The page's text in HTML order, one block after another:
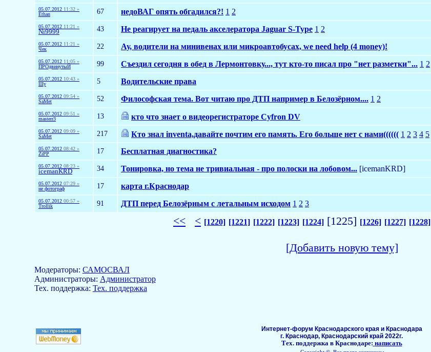
05.07.2012 11:32 »
Ethan
67 недоВАГ опять обгадился?! 1 2
05.07.2012 11:21 »
Ni9999 43 Не реагирует на педаль акселератора Jaguar S-Type 1 2
05.07.2012 11:21 »
Чек
22 Ау, водители на минивенах или микроавтобусах, we need help (4 money)!
05.07.2012 11:05 »
ПРОдвинутыЙ
99 Съездил сегодня в обед в Лермонтовку..., тут кто-то писал про "нет разметки"... 1 2
05.07.2012 10:43 »
Шу
5 Водительские права
05.07.2012 09:54 »
SaMet
52 Философская тема. Вот читаю про ДТП например в Белозёрном.... 1 2
05.07.2012 09:51 »
masterr3
13 кто что знает о видеорегистраторе Cyfron DV
05.07.2012 09:09 »
SaMet
217 Кто знал inventa,давайте почтим его память. Его больше нет с нами(((((( 1 2 3 4 5
05.07.2012 08:42 »
ZiPP
17 Бесплатная диагностика?
05.07.2012 08:23 »
icemanKRD 34 Тонировка, но тема не тривиальная - про полоски на лобовом... [icemanKRD]
05.07.2012 07:29 »
не фотограф
17 карта г.Краснодар
05.07.2012 00:57 »
Trollik
91 ДТП перед Белозёрным с летальным исходом 1 2 3
<< < [1220] [1221] [1222] [1223] [1224] [1225] [1226] [1227] [1228]
[Добавить новую тему]
Модераторы: САМОСВАЛ
Aдминистраторы: Администратор
Тех. поддержка: Тех. поддержка
Интернет-форум Краснодарского края и Краснодара
г. Краснодар, Краснодарский край 2022г.
Тех. поддержка в Краснодаре: написать